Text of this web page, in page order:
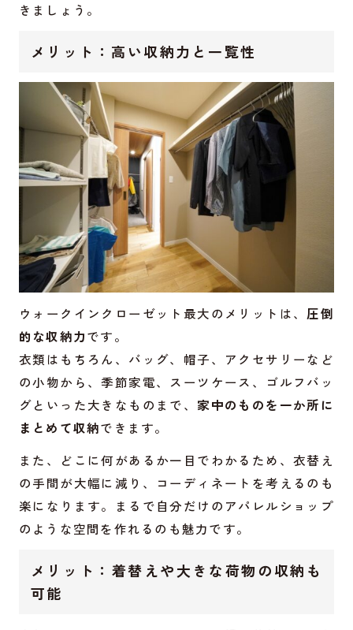
きましょう。
メリット：高い収納力と一覧性
ウォークインクローゼット最大のメリットは、 圧倒
的な収納力です。
衣類はもちろん、バッグ、帽子、アクセサリーなど
の小物から、季節家電、スーツケース、ゴルフバッ
グといった大きなものまで、 家中のものを一か所に
まとめて収納できます。
また、どこに何があるか一目でわかるため、衣替え
の手間が大幅に減り、コーディネートを考えるのも
楽になります。まるで自分だけのアパレルショップ
のような空間を作れるのも魅力です。
メリット：着替えや大きな荷物の収納も
可能